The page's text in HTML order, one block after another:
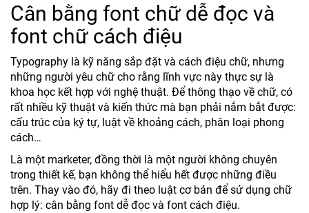
Cân bằng font chữ dễ đọc và
font chữ cách điệu
Typography là kỹ năng sắp đặt và cách điệu chữ, nhưng
những người yêu chữ cho rằng lĩnh vực này thực sự là
khoa học kết hợp với nghệ thuật. Để thông thạo về chữ, có
rất nhiều kỹ thuật và kiến thức mà bạn phải nắm bắt được:
cấu trúc của ký tự, luật về khoảng cách, phân loại phong
cách…
Là một marketer, đồng thời là một người không chuyên
trong thiết kế, bạn không thể hiểu hết được những điều
trên. Thay vào đó, hãy đi theo luật cơ bản để sử dụng chữ
hợp lý: cân bằng font dễ đọc và font cách điệu.